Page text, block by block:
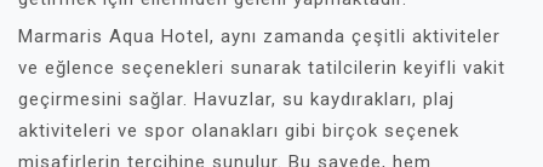
Marmaris Aqua Hotel, aynı zamanda çeşitli aktiviteler
ve eğlence seçenekleri sunarak tatilcilerin keyifli vakit
geçirmesini sağlar. Havuzlar, su kaydırakları, plaj
aktiviteleri ve spor olanakları gibi birçok seçenek
misafirlerin tercihine sunulur. Bu sayede, hem